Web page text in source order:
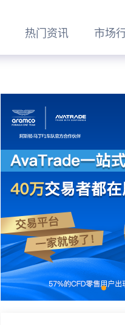
热门资讯 市场